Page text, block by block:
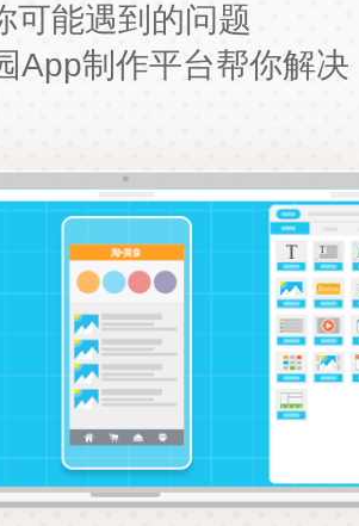
可能遇到的问题
App制作平台帮你解决